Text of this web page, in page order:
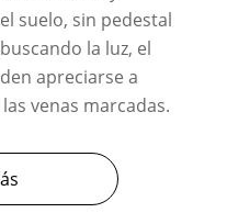
suelo, sin pedestal
la luz, el
apreciarse a
venas marcadas.